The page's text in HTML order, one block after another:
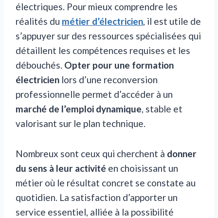
électriques. Pour mieux comprendre les
réalités du métier d’électricien, il est utile de
s’appuyer sur des ressources spécialisées qui
détaillent les compétences requises et les
débouchés. Opter pour une formation
électricien lors d’une reconversion
professionnelle permet d’accéder à un
marché de l’emploi dynamique, stable et
valorisant sur le plan technique.
Nombreux sont ceux qui cherchent à donner
du sens à leur activité en choisissant un
métier où le résultat concret se constate au
quotidien. La satisfaction d’apporter un
service essentiel, alliée à la possibilité